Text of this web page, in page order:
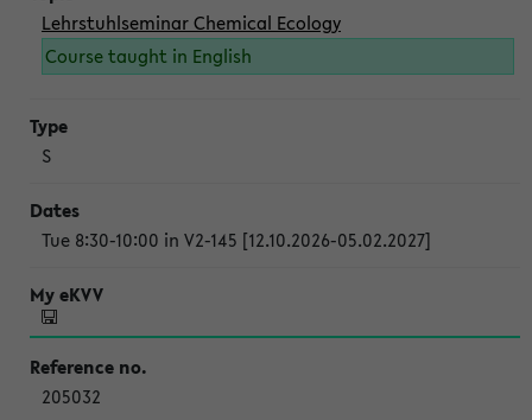
Lehrstuhlseminar Chemical Ecology
Course taught in English
S
Tue 8:30-10:00 in V2-145 [12.10.2026-05.02.2027]
205032